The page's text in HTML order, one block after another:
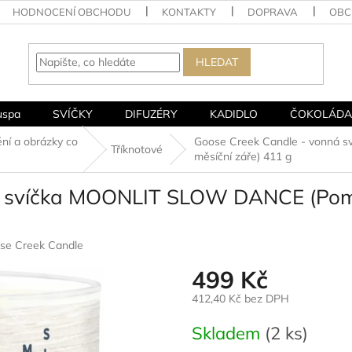
HODNOCENÍ OBCHODU KONTAKTY DOPRAVA
HLEDAT
SVÍČKY DIFUZÉRY KADIDLO ČOKOLÁDA
a obrázky co
Tříknotové
Goose Creek Candle - vonná
měsíční záře) 411 g
MOONLIT SLOW DANCE
Creek Candle
499 Kč
412,40 Kč bez DPH
cena:
Skladem (2 ks)